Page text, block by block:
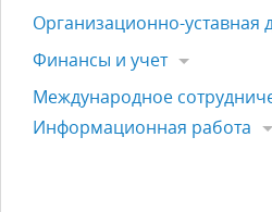
Организационно-уставная
Финансы и учет
Международное
Информационная работа